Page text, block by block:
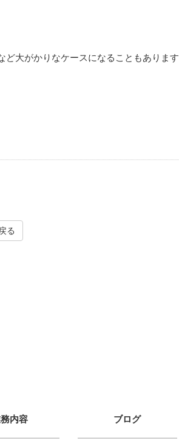
ど大がかりなケースになることもあります
る
内容 ブログ